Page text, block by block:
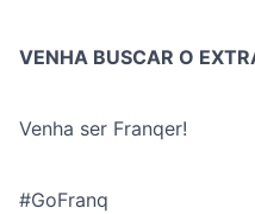
VENHA BUSCAR O
Venha ser Franqer!
#GoFranq